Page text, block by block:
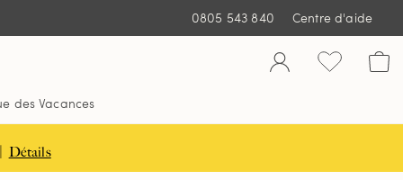
0805 543 840 Centre d'aide
des Vacances
Détails